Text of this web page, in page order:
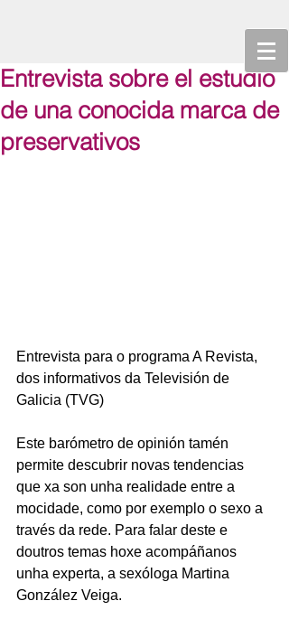
Entrevista sobre el estudio
de una conocida marca de
preservativos
Entrevista para o programa A Revista,
dos informativos da Televisión de
Galicia (TVG)
Este barómetro de opinión tamén
permite descubrir novas tendencias
que xa son unha realidade entre a
mocidade, como por exemplo o sexo a
través da rede. Para falar deste e
doutros temas hoxe acompáñanos
unha experta, a sexóloga Martina
González Veiga.